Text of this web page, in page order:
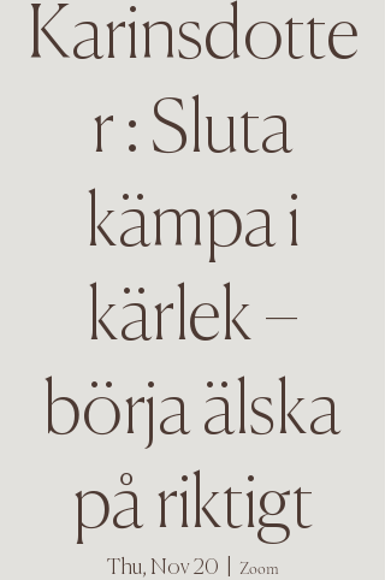
Karinsdotte
r : Sluta
kämpa i
kärlek –
börja älska
på riktigt
Thu, Nov 20 Zoom